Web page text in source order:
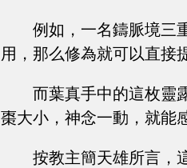
例如，一名鑄脈境三
用，那么修為就可以直接
而葉真手中的這枚靈
棗大小，神念一動，就能
按教主簡天雄所言，